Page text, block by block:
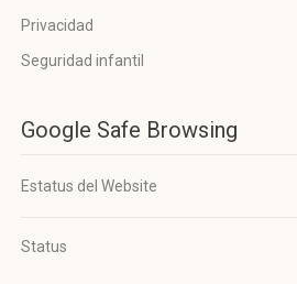
Privacidad
Seguridad infantil
Google Safe Browsing
Estatus del Website
Status